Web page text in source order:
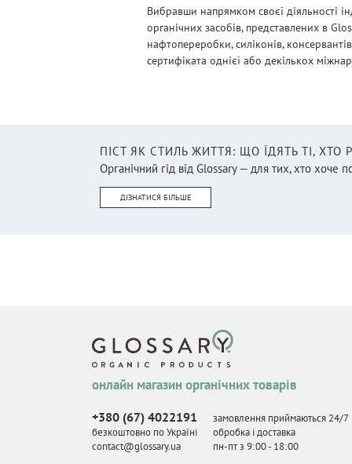
Вибравши напрямком своєї діяльності
органічних засобів, представлених в
нафтопереробки, силіконів,
сертифіката однієї або декількох
ПІСТ ЯК СТИЛЬ ЖИТТЯ: ЩО ЇДЯТЬ ТІ, ХТО
Органічний гід від Glossary — для тих, хто хоче
ДІЗНАТИСЯ БІЛЬШЕ
онлайн магазин органічних товарів
+380 (67) 4022191
безкоштовно по Україні
contact@glossary.ua
замовлення приймаються 24/7
обробка і доставка
пн-пт з 9:00 - 18:00